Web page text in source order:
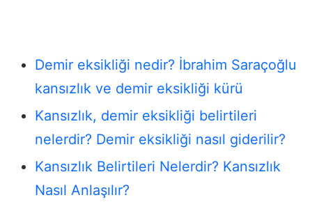
Demir eksikliği nedir? İbrahim Saraçoğlu
kansızlık ve demir eksikliği kürü
Kansızlık, demir eksikliği belirtileri
nelerdir? Demir eksikliği nasıl giderilir?
Kansızlık Belirtileri Nelerdir? Kansızlık
Nasıl Anlaşılır?